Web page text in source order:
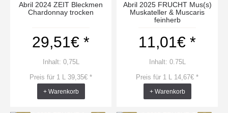
Abril 2024 ZEIT Bleckmen
Chardonnay trocken
29,51€ *
Inhalt: 0,75L
Preis für 1 L 39,35€ *
+ Warenkorb
Abril 2025 FRUCHT Mus(s)
Muskateller & Muscaris
feinherb
11,01€ *
Inhalt: 0.75L
Preis für 1 L 14,67€ *
+ Warenkorb